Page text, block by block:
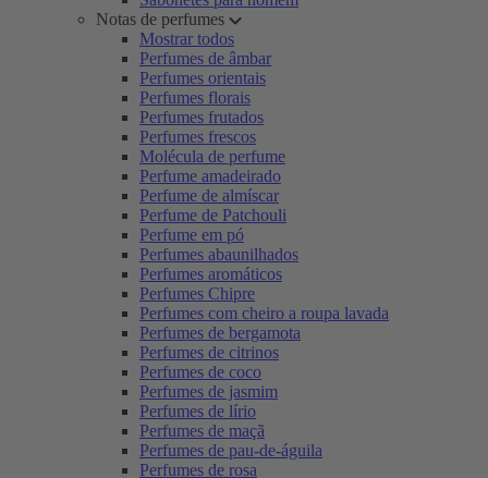
Notas de perfumes
Mostrar todos
Perfumes de âmbar
Perfumes orientais
Perfumes florais
Perfumes frutados
Perfumes frescos
Molécula de perfume
Perfume amadeirado
Perfume de almíscar
Perfume de Patchouli
Perfume em pó
Perfumes abaunilhados
Perfumes aromáticos
Perfumes Chipre
Perfumes com cheiro a roupa lavada
Perfumes de bergamota
Perfumes de citrinos
Perfumes de coco
Perfumes de jasmim
Perfumes de lírio
Perfumes de maçã
Perfumes de pau-de-águila
Perfumes de rosa